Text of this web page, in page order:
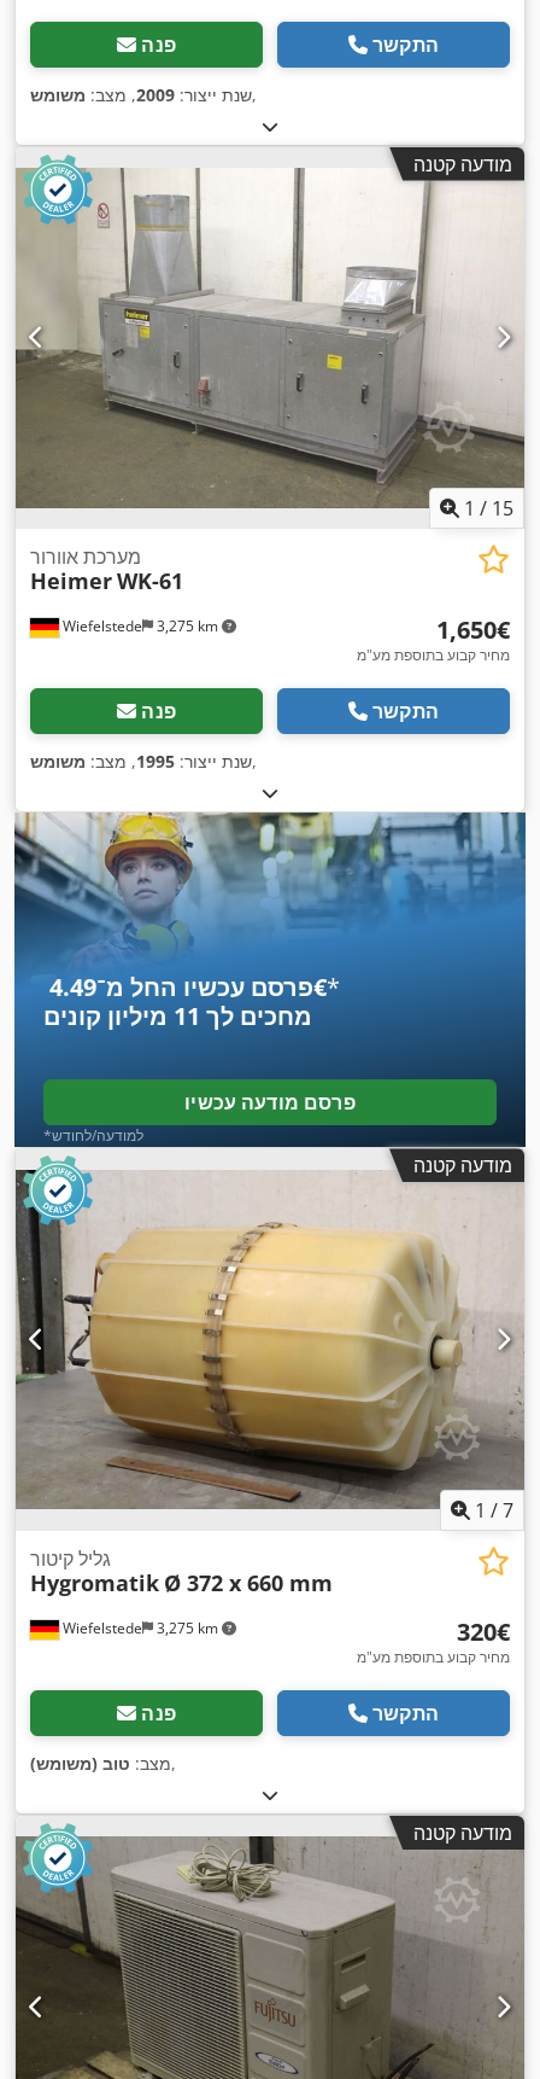
פנה התקשר
שנת ייצור: 2009, מצב: משומש ,
מודעה קטנה
1 / 15
Wiefelstede 3,275 km
מערכת אוורור
HeimerWK-61
‏1,650 ‏€
מחיר קבוע בתוספת מע"מ
פנה התקשר
שנת ייצור: 1995, מצב: משומש ,
פרסם עכשיו החל מ־‏4.49 ‏€*
מחכים לך 11 מיליון קונים
פרסם מודעה עכשיו
*למודעה/לחודש
מודעה קטנה
1 /7
Wiefelstede 3,275 km
גליל קיטור
Hygromatik Ø 372 x 660 mm
‏320 ‏€
מחיר קבוע בתוספת מע"מ
פנה התקשר
מצב: טוב (משומש) ,
מודעה קטנה